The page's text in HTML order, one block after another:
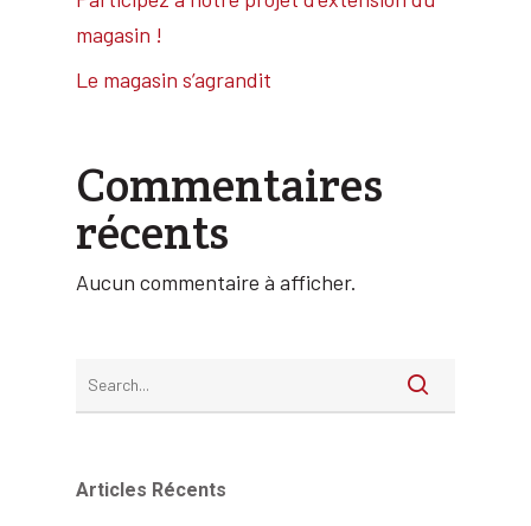
magasin !
Le magasin s’agrandit
Commentaires
récents
Aucun commentaire à afficher.
Articles Récents